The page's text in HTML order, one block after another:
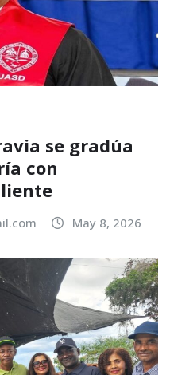
se gradúa
con
May 8, 2026